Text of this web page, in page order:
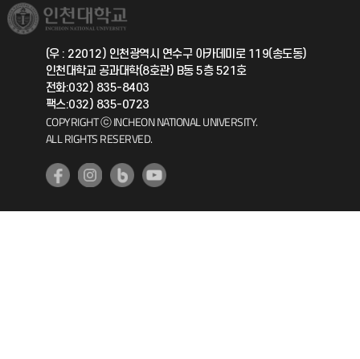
취업정보(학생)
총동문회
국제지원과
공자아카데미
기초교육원
(우 : 22012) 인천광역시 연수구 아카데미로 119(송도동)
인천대학교 공과대학(8호관) B동 5층 521호
전화:032) 835-8403
팩스:032) 835-0723
COPYRIGHT ⓒ INCHEON NATIONAL UNIVERSITY.
ALL RIGHTS RESERVED.